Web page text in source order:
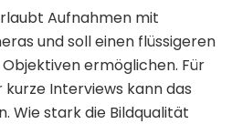
Aufnahmen mit
und soll einen flüssigeren
ermöglichen. Für
kurze Interviews kann das
Wie stark die Bildqualität